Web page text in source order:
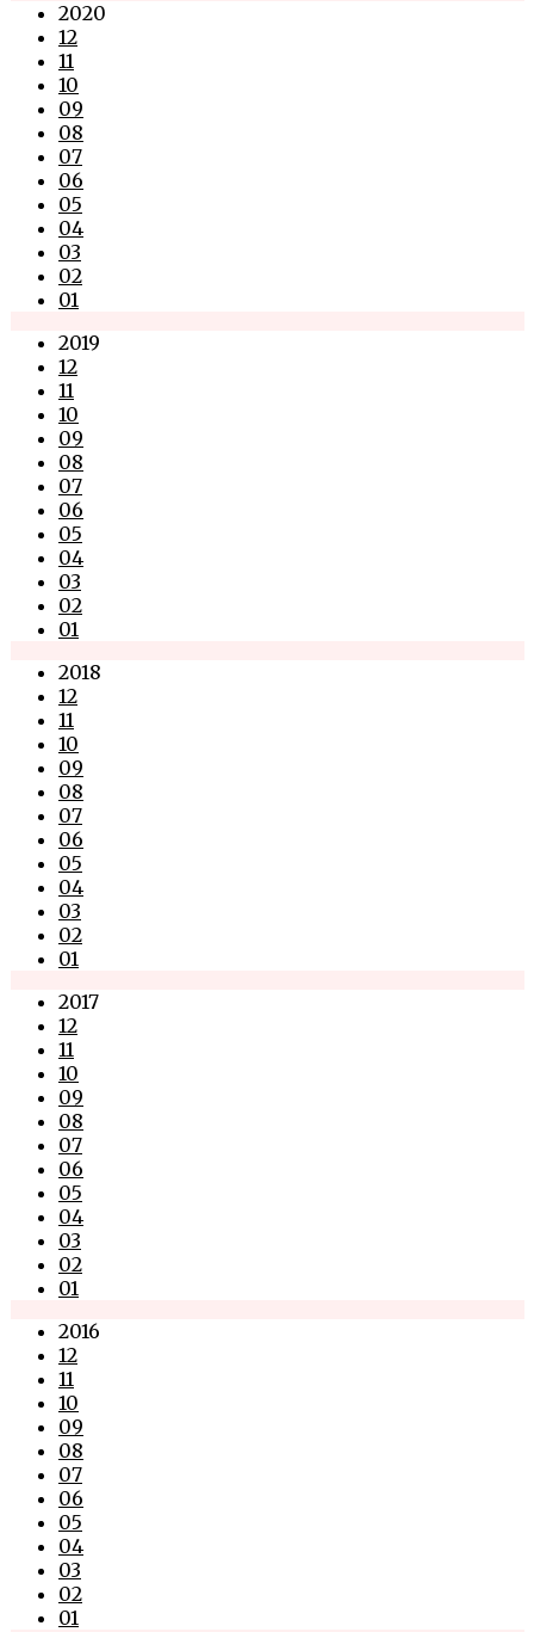
2020
12
11
10
09
08
07
06
05
04
03
02
01
2019
12
11
10
09
08
07
06
05
04
03
02
01
2018
12
11
10
09
08
07
06
05
04
03
02
01
2017
12
11
10
09
08
07
06
05
04
03
02
01
2016
12
11
10
09
08
07
06
05
04
03
02
01